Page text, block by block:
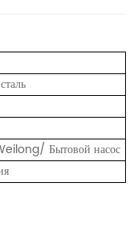
Бытовой насос